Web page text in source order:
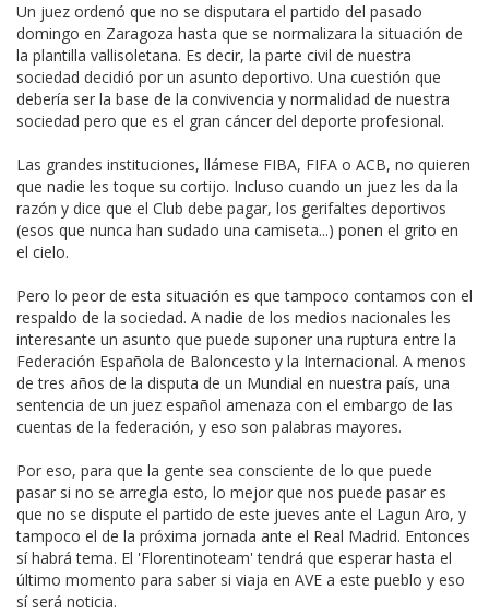
Un juez ordenó que no se disputara el partido del pasado
domingo en Zaragoza hasta que se normalizara la situación de
la plantilla vallisoletana. Es decir, la parte civil de nuestra
sociedad decidió por un asunto deportivo. Una cuestión que
debería ser la base de la convivencia y normalidad de nuestra
sociedad pero que es el gran cáncer del deporte profesional.
Las grandes instituciones, llámese FIBA, FIFA o ACB, no quieren
que nadie les toque su cortijo. Incluso cuando un juez les da la
razón y dice que el Club debe pagar, los gerifaltes deportivos
(esos que nunca han sudado una camiseta...) ponen el grito en
el cielo.
Pero lo peor de esta situación es que tampoco contamos con el
respaldo de la sociedad. A nadie de los medios nacionales les
interesante un asunto que puede suponer una ruptura entre la
Federación Española de Baloncesto y la Internacional. A menos
de tres años de la disputa de un Mundial en nuestra país, una
sentencia de un juez español amenaza con el embargo de las
cuentas de la federación, y eso son palabras mayores.
Por eso, para que la gente sea consciente de lo que puede
pasar si no se arregla esto, lo mejor que nos puede pasar es
que no se dispute el partido de este jueves ante el Lagun Aro, y
tampoco el de la próxima jornada ante el Real Madrid. Entonces
sí habrá tema. El 'Florentinoteam' tendrá que esperar hasta el
último momento para saber si viaja en AVE a este pueblo y eso
sí será noticia.